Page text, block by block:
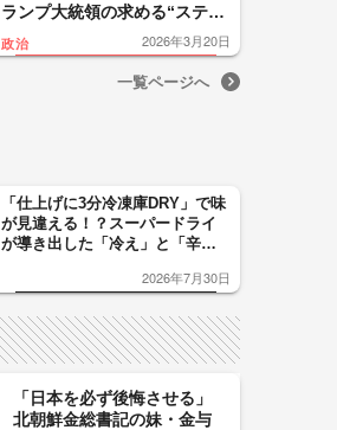
ランプ大統領の求める“ステッ
プアップ”とは？高市首相「法
律の範囲内でしかできない」
政治 2026年3月20日
一覧ページへ
「仕上げに3分冷凍庫DRY」で味
が見違える！？スーパードライ
が導き出した「冷え」と「辛
した「辛口カーブ」が飲み頃の
2026年7月30日
「日本を必ず後悔させる」
北朝鮮金総書記の妹・金与